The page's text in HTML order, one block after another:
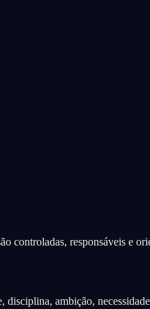
controladas, responsáveis e
ambição,